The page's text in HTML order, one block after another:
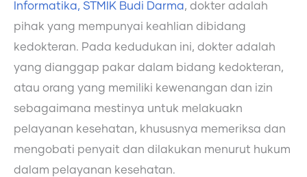
Informatika, STMIK Budi Darma, dokter adalah
pihak yang mempunyai keahlian dibidang
kedokteran. Pada kedudukan ini, dokter adalah
yang dianggap pakar dalam bidang kedokteran,
atau orang yang memiliki kewenangan dan izin
sebagaimana mestinya untuk melakuakn
pelayanan kesehatan, khususnya memeriksa dan
mengobati penyait dan dilakukan menurut hukum
dalam pelayanan kesehatan.